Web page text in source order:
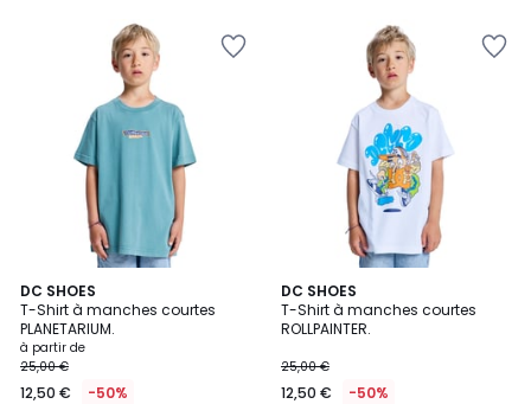
DC SHOES
T-Shirt à manches courtes
PLANETARIUM.
à partir de
25,00 €
12,50 € -50%
2
Couleurs
DC SHOES
T-Shirt à manches courtes
ROLLPAINTER.
25,00 €
12,50 € -50%